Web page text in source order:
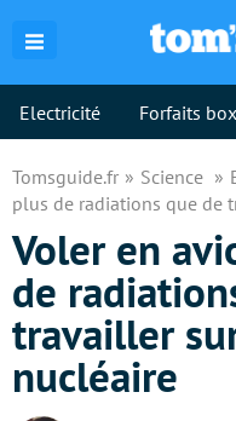
Electricité Forfaits box
Tomsguide.fr Science
plus de radiations que de
Voler en
de
travailler
nucléaire